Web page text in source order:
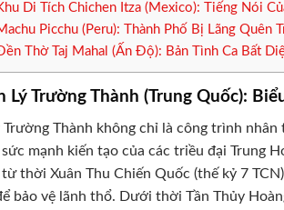
Di Tích Chichen Itza (Mexico): Tiếng Nói
Picchu (Peru): Thành Phố Bị Lãng Quên
Thờ Taj Mahal (Ấn Độ): Bản Tình Ca Bất
Lý Trường Thành (Trung Quốc):
Trường Thành không chỉ là công trình
mạnh kiến tạo của các triều đại Trung
từ thời Xuân Thu Chiến Quốc (thế kỷ 7
bảo vệ lãnh thổ. Dưới thời Tần Thủy